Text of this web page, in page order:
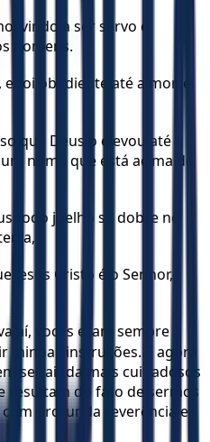
vindo a ser servo e
homens.
e foi obediente até a morte,
que Deus o elevou até a
nome que está acima de
todo joelho se dobre no
Jesus Cristo é o Senhor,
aí, vocês eram sempre
instruções. E agora
ser ainda mais cuidadosos
resultam do fato de sermos
com profunda reverência e